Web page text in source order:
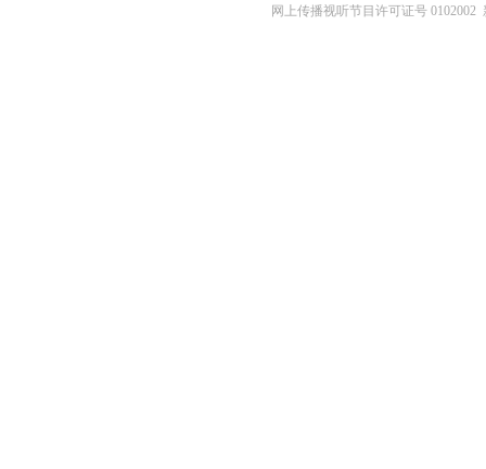
网上传播视听节目许可证号 0102002